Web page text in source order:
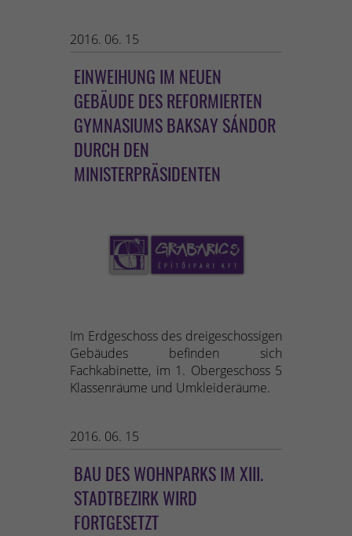
2016. 06. 15
EINWEIHUNG IM NEUEN
GEBÄUDE DES REFORMIERTEN
GYMNASIUMS BAKSAY SÁNDOR
DURCH DEN
MINISTERPRÄSIDENTEN
Im Erdgeschoss des dreigeschossigen
Gebäudes befinden sich
Fachkabinette, im 1. Obergeschoss 5
Klassenräume und Umkleideräume.
2016. 06. 15
BAU DES WOHNPARKS IM XIII.
STADTBEZIRK WIRD
FORTGESETZT